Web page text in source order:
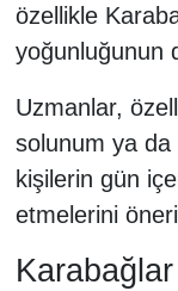
özellikle
yoğunluğunun
Uzmanlar,
solunum ya da
kişilerin gün
etmelerini